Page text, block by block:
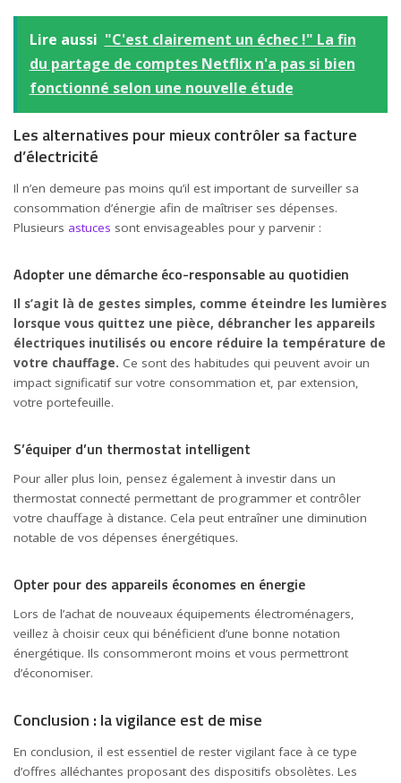
Lire aussi "C'est clairement un échec !" La fin
du partage de comptes Netflix n'a pas si bien
fonctionné selon une nouvelle étude
Les alternatives pour mieux contrôler sa facture
d’électricité
Il n’en demeure pas moins qu’il est important de surveiller sa
consommation d’énergie afin de maîtriser ses dépenses.
Plusieurs astuces sont envisageables pour y parvenir :
Adopter une démarche éco-responsable au quotidien
Il s’agit là de gestes simples, comme éteindre les lumières
lorsque vous quittez une pièce, débrancher les appareils
électriques inutilisés ou encore réduire la température de
votre chauffage. Ce sont des habitudes qui peuvent avoir un
impact significatif sur votre consommation et, par extension,
votre portefeuille.
S’équiper d’un thermostat intelligent
Pour aller plus loin, pensez également à investir dans un
thermostat connecté permettant de programmer et contrôler
votre chauffage à distance. Cela peut entraîner une diminution
notable de vos dépenses énergétiques.
Opter pour des appareils économes en énergie
Lors de l’achat de nouveaux équipements électroménagers,
veillez à choisir ceux qui bénéficient d’une bonne notation
énergétique. Ils consommeront moins et vous permettront
d’économiser.
Conclusion : la vigilance est de mise
En conclusion, il est essentiel de rester vigilant face à ce type
d’offres alléchantes proposant des dispositifs obsolètes. Les